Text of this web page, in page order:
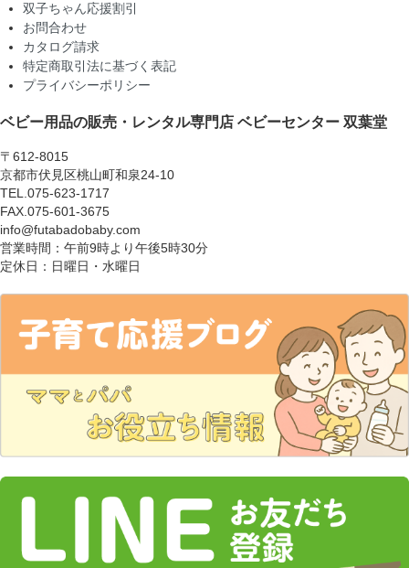
双子ちゃん応援割引
お問合わせ
カタログ請求
特定商取引法に基づく表記
プライバシーポリシー
ベビー用品の販売・レンタル専門店 ベビーセンター 双葉堂
〒612-8015
京都市伏見区桃山町和泉24-10
TEL.075-623-1717
FAX.075-601-3675
info@futabadobaby.com
営業時間：午前9時より午後5時30分
定休日：日曜日・水曜日